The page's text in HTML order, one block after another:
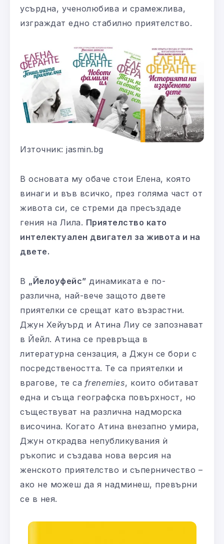
усърдна, ученолюбива и срамежлива,
изграждат едно стабилно приятелство.
Източник: jasmin.bg
В основата му обаче стои Елена, която
винаги и във всичко, през голяма част от
живота си, се стреми да пресъздаде
гения на Лила. Приятелство като
интелектуален двигател за живота и на
двете.
В „Йелоуфейс” динамиката е по-
различна, най-вече защото двете
приятелки се срещат като възрастни.
Джун Хейуърд и Атина Лиу се запознават
в Йейл. Атина се превръща в
литературна сензация, а Джун се бори с
посредствеността. Те са приятелки и
врагове, те са frenemies, които обитават
една и съща географска повърхност, но
съществуват на различна надморска
височина. Когато Атина внезапно умира,
Джун открадва непубликувания ѝ
ръкопис и създава нова версия на
женското приятелство и съперничество –
ако не можеш да я надминеш, превърни
се в нея.